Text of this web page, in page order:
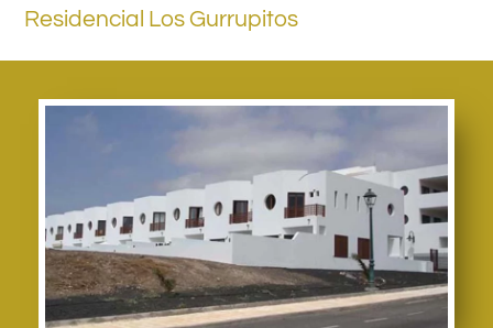
Residencial Los Gurrupitos